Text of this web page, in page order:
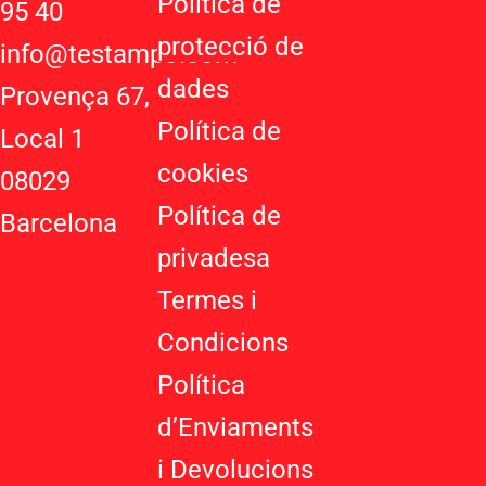
95 40
info@testampo.com
Provença 67,
Local 1
08029
Barcelona
protecció de
dades
Política de
cookies
Política de
privadesa
Termes i
Condicions
Política
d’Enviaments
i Devolucions